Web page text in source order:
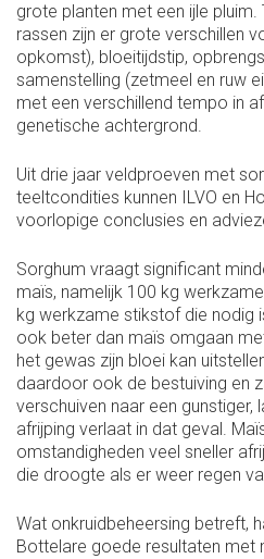
grote planten met een ijle pluim.
rassen zijn er grote verschillen
opkomst), bloeitijdstip,
samenstelling (zetmeel en ruw
met een verschillend tempo in
genetische achtergrond.
Uit drie jaar veldproeven met
teeltcondities kunnen ILVO en
voorlopige conclusies en
Sorghum vraagt significant
maïs, namelijk 100 kg
kg werkzame stikstof die nodig
ook beter dan maïs omgaan
het gewas zijn bloei kan
daardoor ook de bestuiving en
verschuiven naar een gunstiger,
afrijping verlaat in dat geval.
omstandigheden veel sneller
die droogte als er weer regen
Wat onkruidbeheersing betreft,
Bottelare goede resultaten met